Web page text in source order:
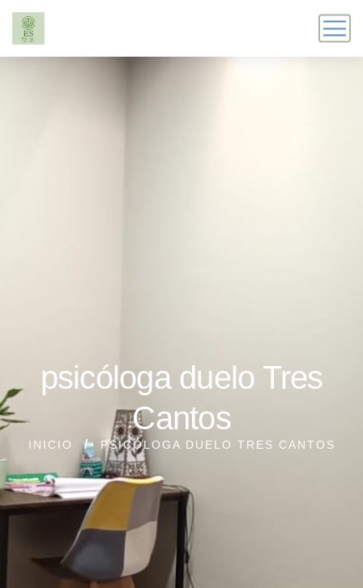
psicóloga duelo Tres
Cantos
INICIO PSICÓLOGA DUELO TRES CANTOS